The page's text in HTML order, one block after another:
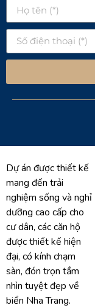
Dự án được thiết kế
mang đến trải
nghiệm sống và nghỉ
dưỡng cao cấp cho
cư dân, các căn hộ
được thiết kế hiện
đại, có kính chạm
sàn, đón trọn tầm
nhìn tuyệt đẹp về
biển Nha Trang.